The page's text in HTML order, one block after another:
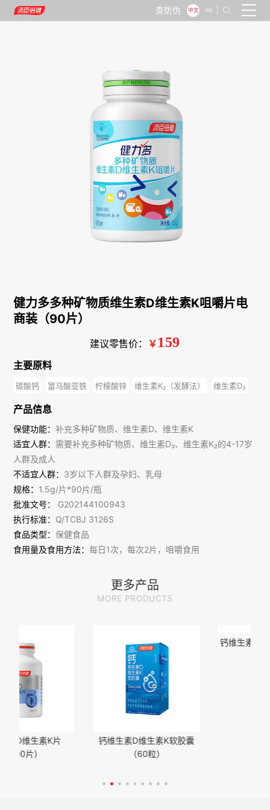
查防伪 中文 EN 
健力多多种矿物质维生素D维生素K咀嚼片电
商装（90片）
建议零售价： ￥ 159
主要原料
碳酸钙 富马酸亚铁 柠檬酸锌 维生素K₂（发酵法） 维生素D₃
产品信息
保健功能：补充多种矿物质、维生素D、维生素K
适宜人群： 需要补充多种矿物质、维生素D₃、维生素K₂的4-17岁
人群及成人
不适宜人群： 3岁以下人群及孕妇、乳母
规格： 1.5g/片*90片/瓶
批准文号：
G202144100943
执行标准： Q/TCBJ 3126S
食品类型：保健食品
食用量及食用方法：每日1次，每次2片，咀嚼食用
更多产品
MORE PRODUCTS
K片
钙维生素D维生素K软胶囊
钙维生素D维生素K片